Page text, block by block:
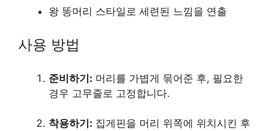
왕 똥머리 스타일로 세련된 느낌을 연출
사용 방법
준비하기: 머리를 가볍게 묶어준 후, 필요한
경우 고무줄로 고정합니다.
착용하기: 집게핀을 머리 위쪽에 위치시킨 후